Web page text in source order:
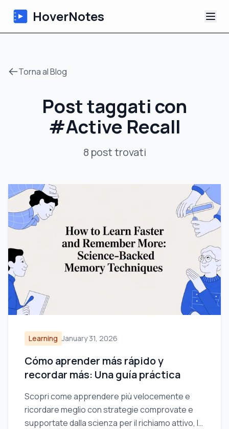
HoverNotes
Appunti Video IA
Tutorial
Torna al Blog
Post taggati con
#Active Recall
8 posttrovati
Learning January 31, 2026
Cómo aprender más rápido y
recordar más: Una guía práctica
Scopri come apprendere più velocemente e
ricordare meglio con strategie comprovate e
supportate dalla scienza per il richiamo attivo, la